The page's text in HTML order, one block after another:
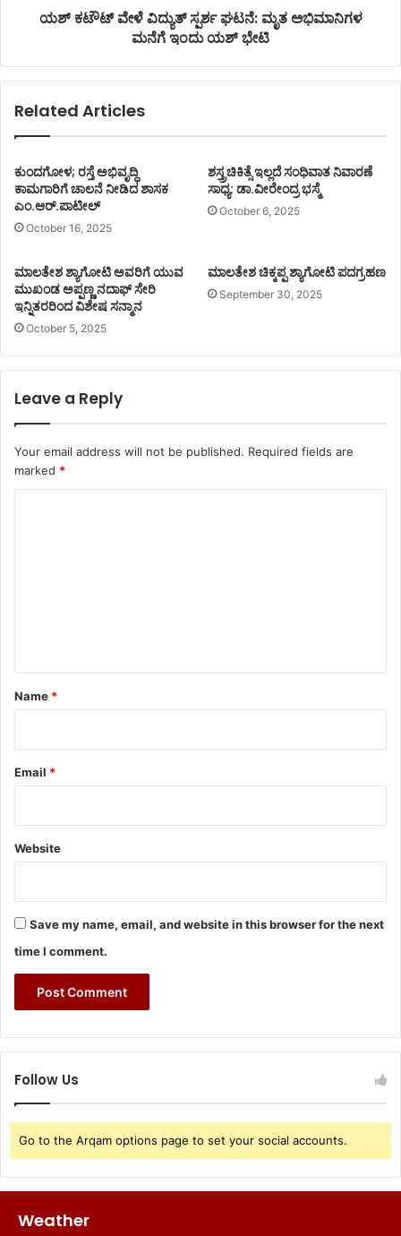
ಯಶ್ ಕಟೌಟ್ ವೇಳೆ ವಿದ್ಯುತ್ ಸ್ಪರ್ಶ ಘಟನೆ: ಮೃತ ಅಭಿಮಾನಿಗಳ
ಮನೆಗೆ ಇಂದು ಯಶ್ ಭೇಟಿ
Related Articles
ಕುಂದಗೋಳ; ರಸ್ತೆ ಅಭಿವೃದ್ಧಿ
ಕಾಮಗಾರಿಗೆ ಚಾಲನೆ ನೀಡಿದ ಶಾಸಕ
ಎಂ.ಆರ್.ಪಾಟೀಲ್
October 16, 2025
ಶಸ್ತ್ರಚಿಕಿತ್ಸೆ ಇಲ್ಲದೆ ಸಂಧಿವಾತ ನಿವಾರಣೆ
ಸಾಧ್ಯ: ಡಾ.ವೀರೇಂದ್ರ ಭಸ್ಮೆ
October 6, 2025
ಮಾಲತೇಶ ಶ್ಯಾಗೋಟಿ ಅವರಿಗೆ ಯುವ
ಮುಖಂಡ ಅಪ್ಪಣ್ಣ ನದಾಫ್ ಸೇರಿ
ಇನ್ನಿತರರಿಂದ ವಿಶೇಷ ಸನ್ಮಾನ
October 5, 2025
ಮಾಲತೇಶ ಚಿಕ್ಕಪ್ಪ ಶ್ಯಾಗೋಟಿ ಪದಗ್ರಹಣ
September 30, 2025
Leave a Reply
Your email address will not be published. Required fields are
marked *
*
Name *
Email *
Website
Save my name, email, and website in this browser for the next
time I comment.
Follow Us
Go to the Arqam options page to set your social accounts.
Weather